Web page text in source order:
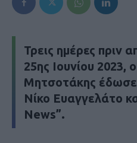
Τρεις ημέρες πριν
25ης Ιουνίου 2023,
Μητσοτάκης έδωσε
Νίκο Ευαγγελάτο
News”.